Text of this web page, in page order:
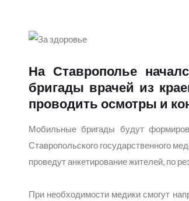
На Ставрополье
бригады врачей из
проводить осмотры и
Мобильные бригады будут
Ставропольского государственного
проведут анкетирование жителей, по
При необходимости медики смогут